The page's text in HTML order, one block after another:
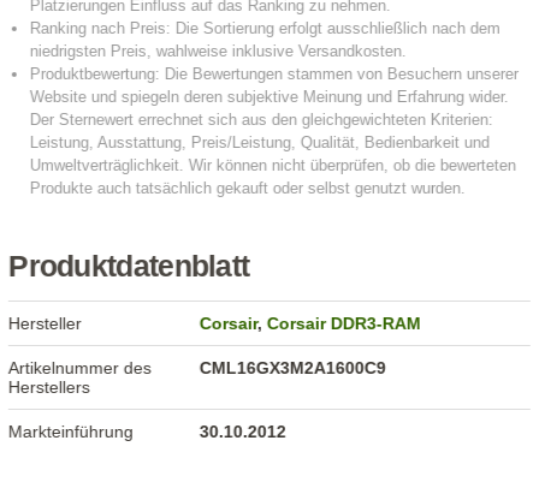
Produktdatenblatt
Hersteller Corsair,Corsair DDR3-RAM
Artikelnummer des
Herstellers
CML16GX3M2A1600C9
Markteinführung 30.10.2012